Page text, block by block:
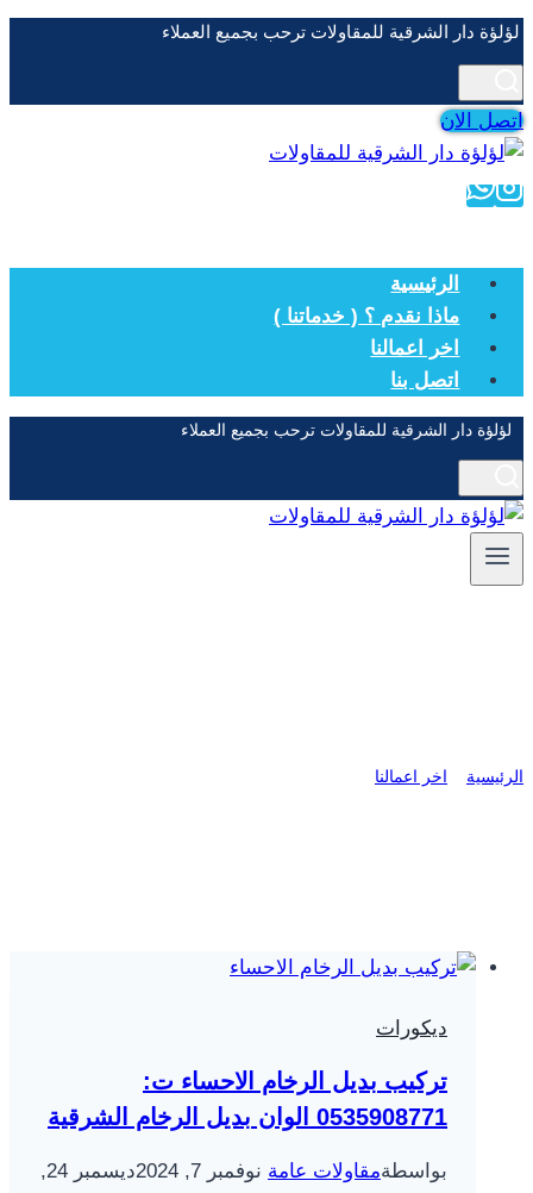
التجاوز
إلى
المحتوى
لؤلؤة دار الشرقية للمقاولات ترحب بجميع العملاء
اتصل الان
الرئيسية
ماذا نقدم ؟ ( خدماتنا )
اخر اعمالنا
اتصل بنا
لؤلؤة دار الشرقية للمقاولات ترحب بجميع العملاء
الرئيسية اخر اعمالنا
ديكورات
تركيب بديل الرخام الاحساء ت:
0535908771 الوان بديل الرخام الشرقية
بواسطةمقاولات عامة نوفمبر 7, 2024
ديسمبر 24,